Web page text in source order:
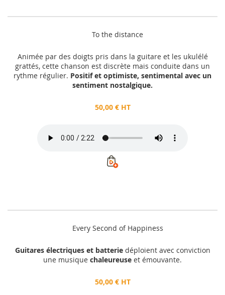
To the distance
Animée par des doigts pris dans la guitare et les ukulélé
grattés, cette chanson est discrète mais conduite dans un
rythme régulier. Positif et optimiste, sentimental avec un
sentiment nostalgique.
50,00 € HT
Every Second of Happiness
Guitares électriques et batteriedéploient avec conviction
une musique chaleureuse et émouvante.
50,00 € HT